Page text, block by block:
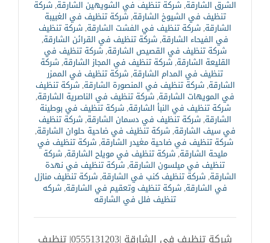
الشرق الشارقة,شركة تنظيف في الشويهين الشارقة,شركة
تنظيف في الشيوخ الشارقة,شركة تنظيف في الغبيبة
الشارقة,شركة تنظيف في الفشت الشارقة,شركة تنظيف
في الفيحاء الشارقة,شركة تنظيف في القرائن الشارقة,
شركة تنظيف في القصيص الشارقة,شركة تنظيف في
القليعة الشارقة,شركة تنظيف في المجاز الشارقة,شركة
تنظيف في المدام الشارقة,شركة تنظيف في الممزر
الشارقة,شركة تنظيف في المنصورة الشارقة,شركة تنظيف
في المويهات الشارقة,شركة تنظيف في الناصرية الشارقة,
شركة تنظيف في النبأ الشارقة,شركة تنظيف في بوطينة
الشارقة,شركة تنظيف في دسمان الشارقة,شركة تنظيف
في سيف الشارقة,شركة تنظيف في ضاحية حلوان الشارقة,
شركة تنظيف في ضاحية مغيدر الشارقة,شركة تنظيف في
مليحة الشارقة,شركة تنظيف في مويلح الشارقة,شركة
تنظيف في ميلسون الشارقة,شركة تنظيف في نهدة
الشارقة,شركة تنظيف كنب في الشارقة,شركة تنظيف منازل
في الشارقة,شركة تنظيف وتعقيم في الشارقة,شركه
تنظيف فلل في الشارقه
شركة تنظيف في الشارقة |0555131203| تنظيف